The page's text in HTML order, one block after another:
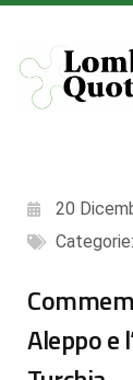
20
Categorie:
Aleppo e